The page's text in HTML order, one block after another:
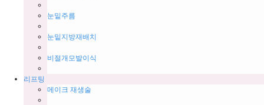
눈밑주름
눈밑지방재배치
비절개모발이식
리프팅
메이크 재생술